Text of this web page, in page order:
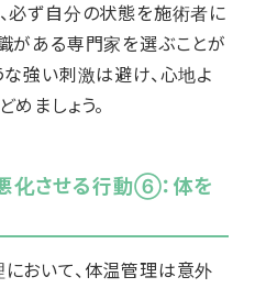
必ず自分の状態を施術者に
がある専門家を選ぶことが
な強い刺激は避け、心地よ
ましょう。
化させる行動⑥：体を
おいて、体温管理は意外